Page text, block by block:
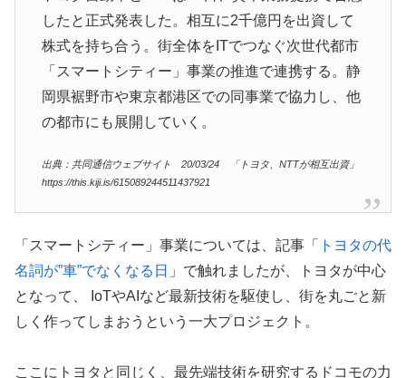
したと正式発表した。相互に2千億円を出資して
株式を持ち合う。街全体をITでつなぐ次世代都市
「スマートシティー」事業の推進で連携する。静
岡県裾野市や東京都港区での同事業で協力し、他
の都市にも展開していく。
出典：共同通信ウェブサイト 20/03/24 「トヨタ、NTTが相互出資」
https://this.kiji.is/615089244511437921
「スマートシティー」事業については、記事「
トヨタの代
名詞が”車”でなくなる日 」で触れましたが、トヨタが中心
となって、 IoTやAIなど最新技術を駆使し、街を丸ごと新
しく作ってしまおうという一大プロジェクト。
ここにトヨタと同じく、最先端技術を研究するドコモの力